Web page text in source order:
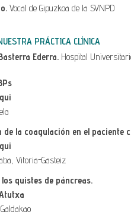
Vocal de Gipuzkoa de la SVNPD
PRÁCTICA CLÍNICA
Ederra.Hospital
de la coagulación en el paciente
Vitoria-Gasteiz
quistes de páncreas.